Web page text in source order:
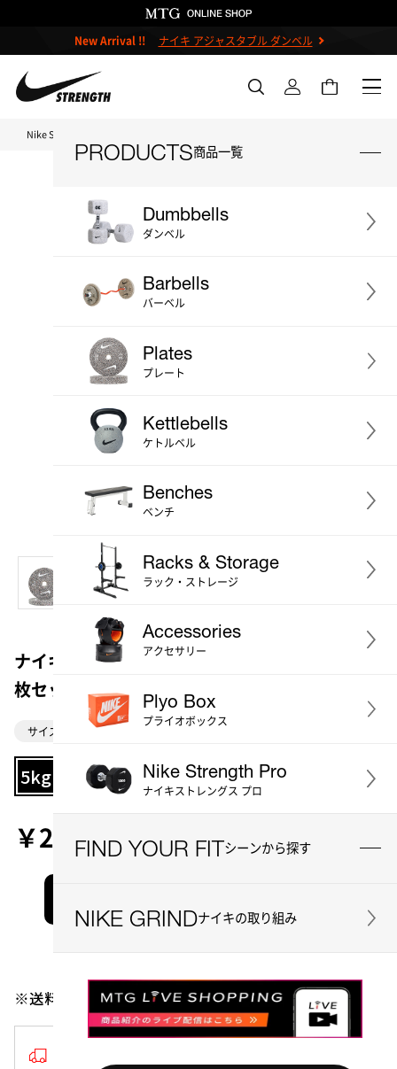
New Arrival !! ナイキ アジャスタブル ダンベル
＃バーベル ＃プレート
＃プライオボックス
PRODUCTS商品一覧
Dumbbells
ダンベル
Barbells
バーベル
Plates
プレート
Kettlebells
ケトルベル
Benches
ベンチ
Racks & Storage
ラック・ストレージ
Accessories
アクセサリー
Plyo Box
プライオボックス
Nike Strength Pro
ナイキストレングス プロ
FIND YOUR FITシーンから探す
NIKE GRINDナイキの取り組み
Nike Strength TOP
ナイキ グラインドバンパープレート SU26 5kg 2
枚セット
サイズ：5kg
5kg 10kg 15kg 20kg
￥21,560 216 ポイント
※送料無料